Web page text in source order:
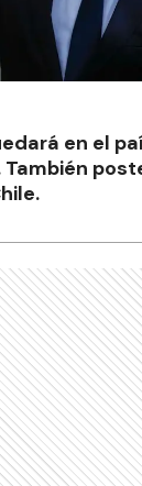
en el